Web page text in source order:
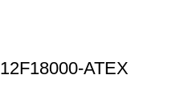
12F18000-ATEX